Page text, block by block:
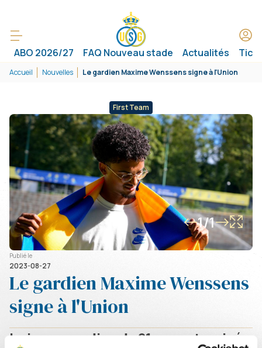
ABO 2026/27 FAQ Nouveau stade Actualités
Accueil Nouvelles Le gardien Maxime Wenssens signe à l'Union
First Team
1/1
Publié le
2023-08-27
Le gardien Maxime Wenssens
signe à l'Union
Le jeune gardien de 21 ans est arrivé